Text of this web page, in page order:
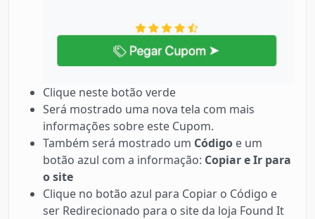
Clique neste botão verde
Será mostrado uma nova tela com mais
informações sobre este Cupom.
Também será mostrado um Código e um
botão azul com a informação: Copiar e Ir para
o site
Clique no botão azul para Copiar o Código e
ser Redirecionado para o site da loja Found It